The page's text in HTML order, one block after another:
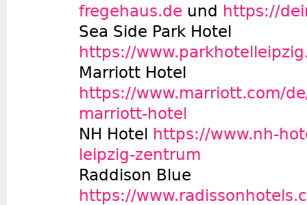
fregehaus.de und https://
Sea Side Park Hotel
https://
Marriott Hotel
https://www.marriott.com/
marriott-hotel
NH Hotel https://www.nh-
leipzig-zentrum
Raddison Blue
https://